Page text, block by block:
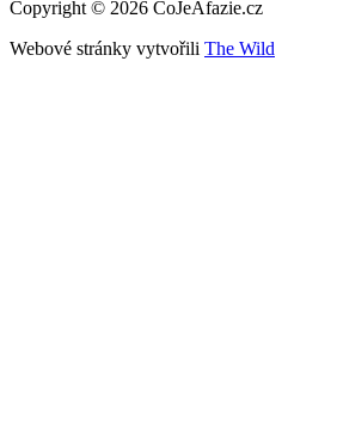
Copyright © 2026 CoJeAfazie.cz
Webové stránky vytvořili The Wild